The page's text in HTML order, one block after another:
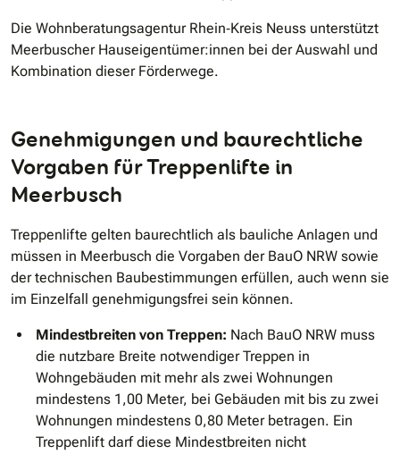
Die Wohnberatungsagentur Rhein‐Kreis Neuss unterstützt
Meerbuscher Hauseigentümer:innen bei der Auswahl und
Kombination dieser Förderwege.
Genehmigungen und baurechtliche
Vorgaben für Treppenlifte in
Meerbusch
Treppenlifte gelten baurechtlich als bauliche Anlagen und
müssen in Meerbusch die Vorgaben der BauO NRW sowie
der technischen Baubestimmungen erfüllen, auch wenn sie
im Einzelfall genehmigungsfrei sein können.
Mindestbreiten von Treppen: Nach BauO NRW muss
die nutzbare Breite notwendiger Treppen in
Wohngebäuden mit mehr als zwei Wohnungen
mindestens 1,00 Meter, bei Gebäuden mit bis zu zwei
Wohnungen mindestens 0,80 Meter betragen. Ein
Treppenlift darf diese Mindestbreiten nicht